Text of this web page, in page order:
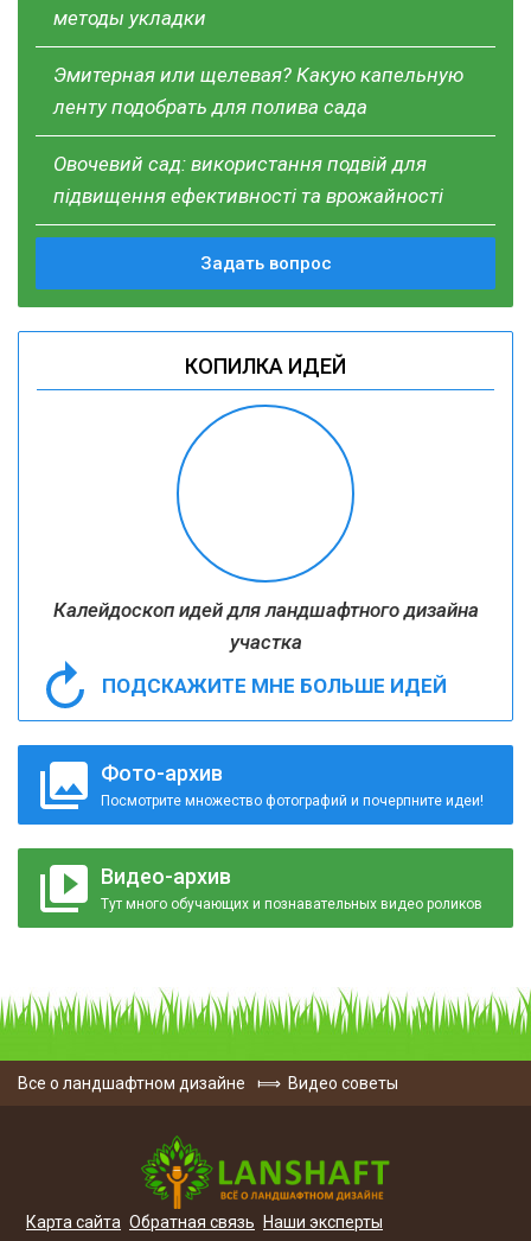
методы укладки
Эмитерная или щелевая? Какую капельную
ленту подобрать для полива сада
Овочевий сад: використання подвій для
підвищення ефективності та врожайності
Задать вопрос
КОПИЛКА ИДЕЙ
Калейдоскоп идей для ландшафтного дизайна
участка
ПОДСКАЖИТЕ МНЕ БОЛЬШЕ ИДЕЙ
Фото-архив
Посмотрите множество фотографий и почерпните идеи!
Видео-архив
Тут много обучающих и познавательных видео роликов
Все о ландшафтном дизайне ⟾ Видео советы
Карта сайта Обратная связь
Наши эксперты